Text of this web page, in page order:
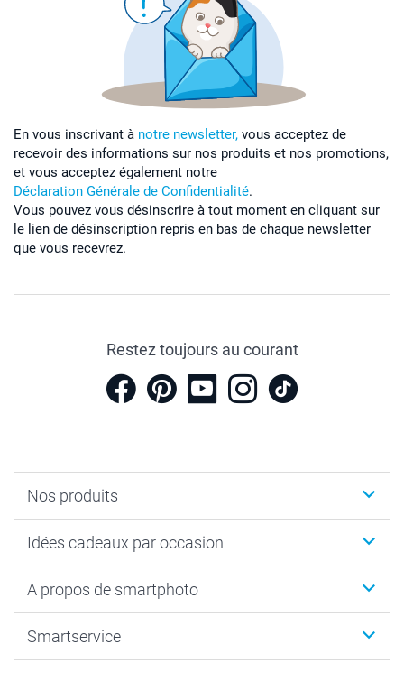
En vous inscrivant à notre newsletter, vous acceptez de
recevoir des informations sur nos produits et nos promotions,
et vous acceptez également notre
Déclaration Générale de Confidentialité.
Vous pouvez vous désinscrire à tout moment en cliquant sur
le lien de désinscription repris en bas de chaque newsletter
que vous recevrez.
Restez toujours au courant
Nos produits
Calendrier photo & Agenda photo
Tirage photo & agrandissement
Faire-part & Cartes
Idées cadeaux par occasion
Anniversaire
Naissance & baptême
A propos de smartphoto
Plan du site
Smartservice